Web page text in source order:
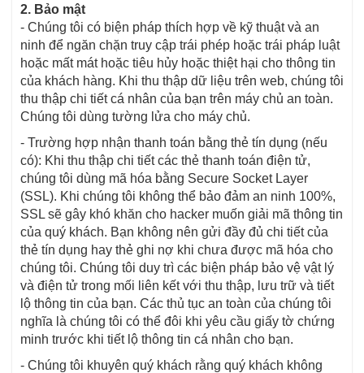
2. Bảo mật
- Chúng tôi có biện pháp thích hợp về kỹ thuật và an
ninh để ngăn chặn truy cập trái phép hoặc trái pháp luật
hoặc mất mát hoặc tiêu hủy hoặc thiệt hại cho thông tin
của khách hàng. Khi thu thập dữ liệu trên web, chúng tôi
thu thập chi tiết cá nhân của bạn trên máy chủ an toàn.
Chúng tôi dùng tường lửa cho máy chủ.
- Trường hợp nhận thanh toán bằng thẻ tín dụng (nếu
có): Khi thu thập chi tiết các thẻ thanh toán điện tử,
chúng tôi dùng mã hóa bằng Secure Socket Layer
(SSL). Khi chúng tôi không thể bảo đảm an ninh 100%,
SSL sẽ gây khó khăn cho hacker muốn giải mã thông tin
của quý khách. Bạn không nên gửi đầy đủ chi tiết của
thẻ tín dụng hay thẻ ghi nợ khi chưa được mã hóa cho
chúng tôi. Chúng tôi duy trì các biện pháp bảo vệ vật lý
và điện tử trong mối liên kết với thu thập, lưu trữ và tiết
lộ thông tin của bạn. Các thủ tục an toàn của chúng tôi
nghĩa là chúng tôi có thể đôi khi yêu cầu giấy tờ chứng
minh trước khi tiết lộ thông tin cá nhân cho bạn.
- Chúng tôi khuyên quý khách rằng quý khách không